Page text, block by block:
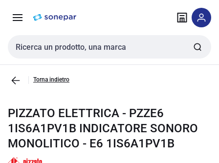
navigazione alla
Cerca input
Torna indietro
PIZZATO ELETTRICA - PZZE6
1IS6A1PV1B INDICATORE SONORO
MONOLITICO - E6 1IS6A1PV1B